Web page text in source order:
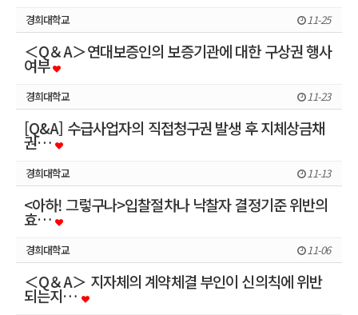
경희대학교 11-25
＜Q＆A＞연대보증인의 보증기관에 대한 구상권 행사
여부
경희대학교 11-23
[Q&A] 수급사업자의 직접청구권 발생 후 지체상금채
권…
경희대학교 11-13
<아하! 그렇구나>입찰절차나 낙찰자 결정기준 위반의
효…
경희대학교 11-06
＜Q＆A＞ 지자체의 계약체결 부인이 신의칙에 위반
되는지…